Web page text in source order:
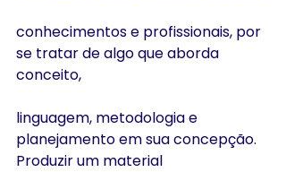
conhecimentos e profissionais, por
se tratar de algo que aborda
conceito,
linguagem, metodologia e
planejamento em sua concepção.
Produzir um material